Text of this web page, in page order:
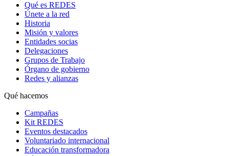
Qué es REDES
Únete a la red
Historia
Misión y valores
Entidades socias
Delegaciones
Grupos de Trabajo
Órgano de gobierno
Redes y alianzas
Qué hacemos
Campañas
Kit REDES
Eventos destacados
Voluntariado internacional
Educación transformadora